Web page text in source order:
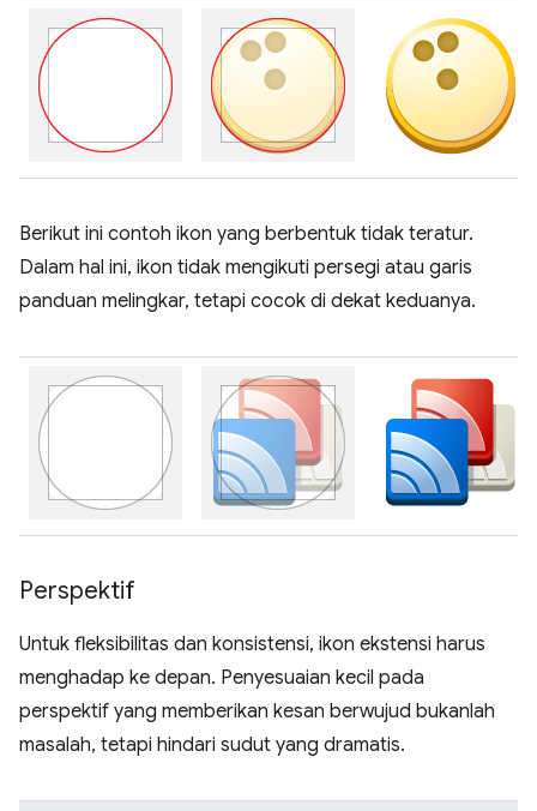
Berikut ini contoh ikon yang berbentuk tidak teratur.
Dalam hal ini, ikon tidak mengikuti persegi atau garis
panduan melingkar, tetapi cocok di dekat keduanya.
Perspektif
Untuk fleksibilitas dan konsistensi, ikon ekstensi harus
menghadap ke depan. Penyesuaian kecil pada
perspektif yang memberikan kesan berwujud bukanlah
masalah, tetapi hindari sudut yang dramatis.